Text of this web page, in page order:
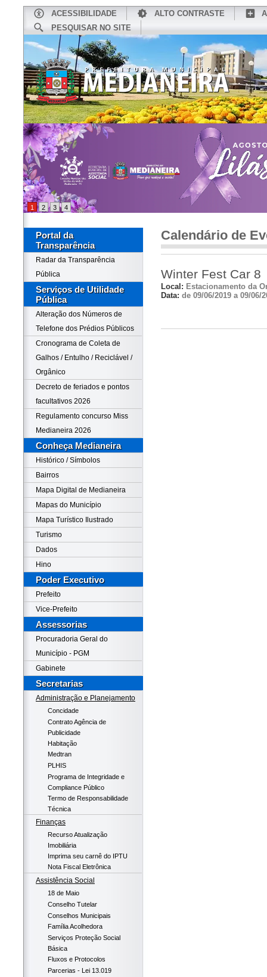
ACESSIBILIDADE ALTO CONTRASTE
PESQUISAR NO SITE
CONHEÇA MEDIANEIRA
1 2 3 4
Portal da
Transparência
Radar da Transparência
Pública
Serviços de Utilidade
Pública
Alteração dos Números de
Telefone dos Prédios Públicos
Cronograma de Coleta de
Galhos / Entulho / Reciclável /
Orgânico
Decreto de feriados e pontos
facultativos 2026
Regulamento concurso Miss
Medianeira 2026
Conheça Medianeira
Histórico / Símbolos
Bairros
Mapa Digital de Medianeira
Mapas do Município
Mapa Turístico Ilustrado
Turismo
Dados
Hino
Poder Executivo
Prefeito
Vice-Prefeito
Assessorias
Procuradoria Geral do
Município - PGM
Gabinete
Secretarias
Administração e Planejamento
Concidade
Contrato Agência de
Publicidade
Habitação
Medtran
PLHIS
Programa de Integridade e
Compliance Público
Termo de Responsabilidade
Técnica
Finanças
Recurso Atualização
Imobiliária
Imprima seu carnê do IPTU
Nota Fiscal Eletrônica
Assistência Social
18 de Maio
Conselho Tutelar
Conselhos Municipais
Família Acolhedora
Serviços Proteção Social
Básica
Fluxos e Protocolos
Parcerias - Lei 13.019
Calendário de
Winter Fest Car 8
Local: Estacionamento da
Data: de 09/06/2019 a 09/06/